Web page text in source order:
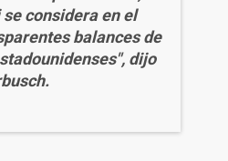
considera en el
balances de
dijo